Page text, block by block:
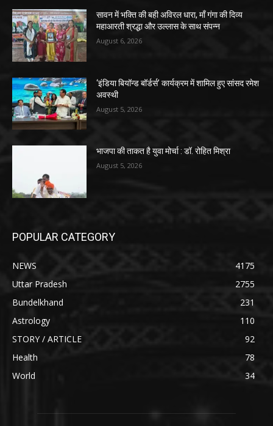
सावन में भक्ति की बही अविरल धारा, माँ गंगा की दिव्य
महाआरती श्रद्धा और उल्लास के साथ संपन्न
August 6, 2026
‘इंडिया बियॉन्ड बॉर्डर्स’ कार्यक्रम में शामिल हुए सांसद रमेश
अवस्थी
August 5, 2026
भाजपा की ताकत है युवा मोर्चा : डॉ. रोहित मिश्रा
August 5, 2026
POPULAR CATEGORY
NEWS
4175
Uttar Pradesh
2755
Bundelkhand
231
Astrology
110
STORY / ARTICLE
92
Health
78
World
34